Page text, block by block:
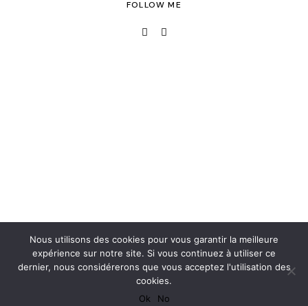
FOLLOW ME
Nous utilisons des cookies pour vous garantir la meilleure
expérience sur notre site. Si vous continuez à utiliser ce
dernier, nous considérerons que vous acceptez l'utilisation des
cookies.
Ok
No